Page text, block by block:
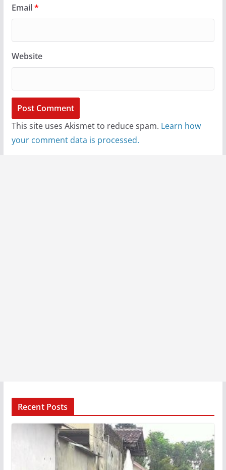
Email*
Website
This site uses Akismet to reduce spam. Learn how
your comment data is processed.
Recent Posts